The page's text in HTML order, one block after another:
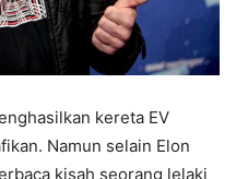
kereta EV
Namun selain Elon
kisah seorang lelaki